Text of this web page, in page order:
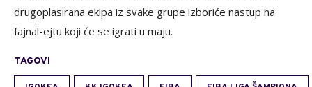
drugoplasirana ekipa iz svake grupe izboriće nastup na
fajnal-ejtu koji će se igrati u maju.
TAGOVI